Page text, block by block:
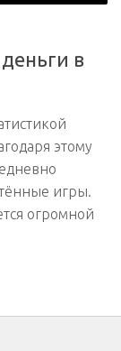
в
этому
игры.
огромной